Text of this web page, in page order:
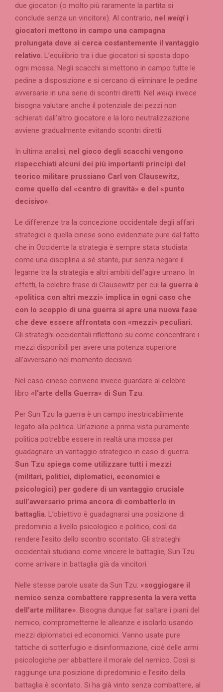
due giocatori (o molto più raramente la partita si
conclude senza un vincitore). Al contrario, nel weiqi i
giocatori mettono in campo una campagna
prolungata dove si cerca costantemente il vantaggio
relativo. L’equilibrio tra i due giocatori si sposta dopo
ogni mossa. Negli scacchi si mettono in campo tutte le
pedine a disposizione e si cercano di eliminare le pedine
avversarie in una serie di scontri diretti. Nel weiqi invece
bisogna valutare anche il potenziale dei pezzi non
schierati dall’altro giocatore e la loro neutralizzazione
avviene gradualmente evitando scontri diretti.
In ultima analisi, nel gioco degli scacchi vengono
rispecchiati alcuni dei più importanti principi del
teorico militare prussiano Carl von Clausewitz,
come quello del «centro di gravità» e del «punto
decisivo».
Le differenze tra la concezione occidentale degli affari
strategici e quella cinese sono evidenziate pure dal fatto
che in Occidente la strategia è sempre stata studiata
come una disciplina a sé stante, pur senza negare il
legame tra la strategia e altri ambiti dell’agire umano. In
effetti, la celebre frase di Clausewitz per cui la guerra è
«politica con altri mezzi» implica in ogni caso che
con lo scoppio di una guerra si apre una nuova fase
che deve essere affrontata con «mezzi» peculiari.
Gli strateghi occidentali riflettono su come concentrare i
mezzi disponibili per avere una potenza superiore
all’avversario nel momento decisivo.
Nel caso cinese conviene invece guardare al celebre
libro «l’arte della Guerra» di Sun Tzu.
Per Sun Tzu la guerra è un campo inestricabilmente
legato alla politica. Un’azione a prima vista puramente
politica potrebbe essere in realtà una mossa per
guadagnare un vantaggio strategico in caso di guerra.
Sun Tzu spiega come utilizzare tutti i mezzi
(militari, politici, diplomatici, economici e
psicologici) per godere di un vantaggio cruciale
sull’avversario prima ancora di combatterlo in
battaglia. L’obiettivo è guadagnarsi una posizione di
predominio a livello psicologico e politico, così da
rendere l’esito dello scontro scontato. Gli strateghi
occidentali studiano come vincere le battaglie, Sun Tzu
come arrivare in battaglia già da vincitori.
Nelle stesse parole usate da Sun Tzu: «soggiogare il
nemico senza combattere rappresenta la vera vetta
dell’arte militare». Bisogna dunque far saltare i piani del
nemico, comprometterne le alleanze e isolarlo usando
mezzi diplomatici ed economici. Vanno usate pure
tattiche di sotterfugio e disinformazione, cioè delle armi
psicologiche per abbattere il morale del nemico. Così si
raggiunge una posizione di predominio e l’esito della
battaglia è scontato. Si ha già vinto senza combattere, al